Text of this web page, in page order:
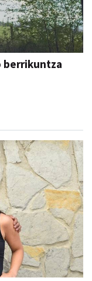
berrikuntza